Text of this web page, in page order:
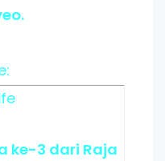
ke-3 dari Raja